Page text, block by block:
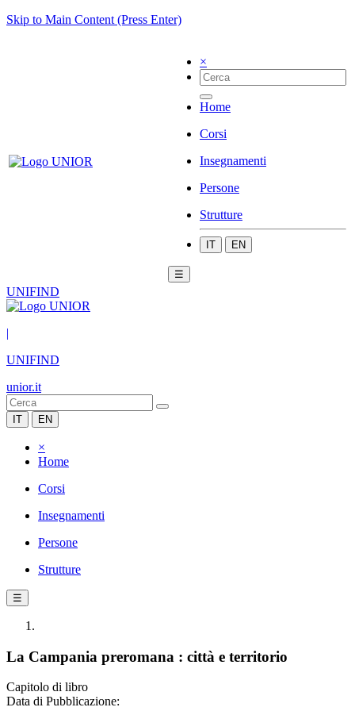
Skip to Main Content (Press Enter)
×
Home
Corsi
Insegnamenti
Persone
Strutture
IT EN
☰
UNIFIND
|
UNIFIND
unior.it
IT EN
×
Home
Corsi
Insegnamenti
Persone
Strutture
☰
La Campania preromana : città e territorio
Capitolo di libro
Data di Pubblicazione: